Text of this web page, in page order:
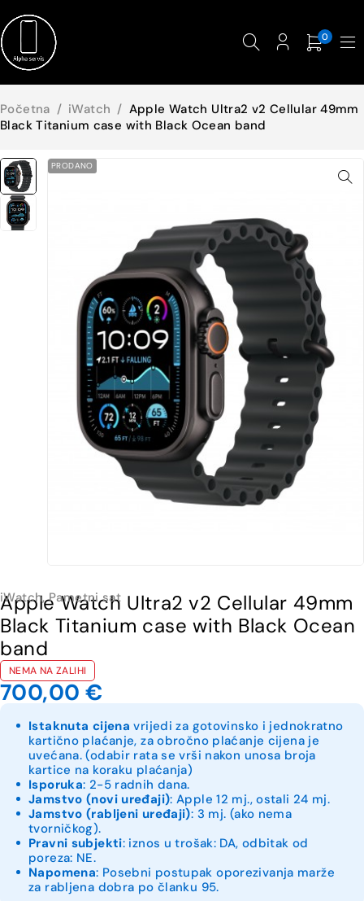
0
Početna / iWatch / Apple Watch Ultra2 v2 Cellular 49mm
Black Titanium case with Black Ocean band
PRODANO
iWatch,Pametni sat
Apple Watch Ultra2 v2 Cellular 49mm
Black Titanium case with Black Ocean
band
NEMA NA ZALIHI
700,00 €
Istaknuta cijena vrijedi za gotovinsko i jednokratno
kartično plaćanje, za obročno plaćanje cijena je
uvećana. (odabir rata se vrši nakon unosa broja
kartice na koraku plaćanja)
Isporuka: 2-5 radnih dana.
Jamstvo (novi uređaji): Apple 12 mj., ostali 24 mj.
Jamstvo (rabljeni uređaji): 3 mj. (ako nema
tvorničkog).
Pravni subjekti: iznos u trošak: DA, odbitak od
poreza: NE.
Napomena: Posebni postupak oporezivanja marže
za rabljena dobra po članku 95.